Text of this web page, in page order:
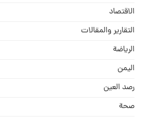
الاقتصاد
التقارير والمقالات
الریاضة
الیمن
رصد العین
صحة